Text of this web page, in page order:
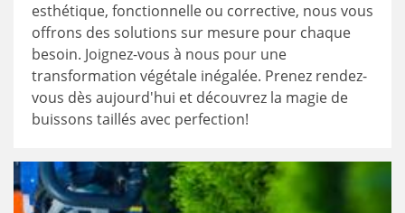
esthétique, fonctionnelle ou corrective, nous vous
offrons des solutions sur mesure pour chaque
besoin. Joignez-vous à nous pour une
transformation végétale inégalée. Prenez rendez-
vous dès aujourd'hui et découvrez la magie de
buissons taillés avec perfection!